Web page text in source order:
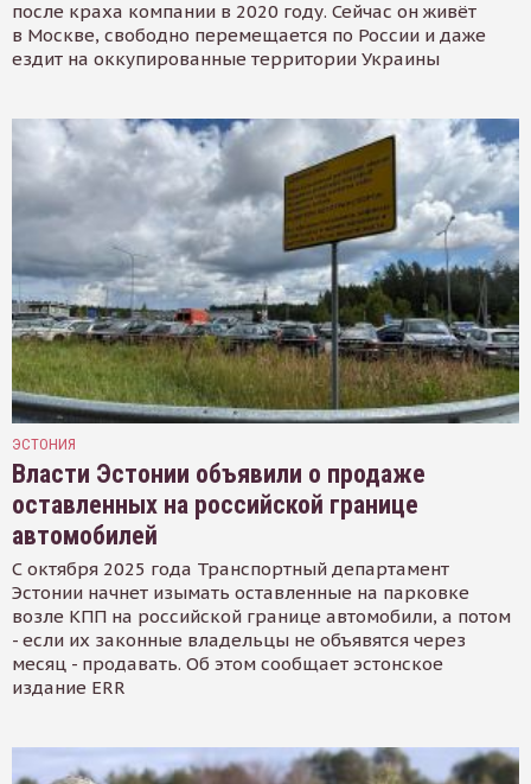
после краха компании в 2020 году. Сейчас он живёт
в Москве, свободно перемещается по России и даже
ездит на оккупированные территории Украины
ЭСТОНИЯ
Власти Эстонии объявили о продаже
оставленных на российской границе
автомобилей
С октября 2025 года Транспортный департамент
Эстонии начнет изымать оставленные на парковке
возле КПП на российской границе автомобили, а потом
- если их законные владельцы не объявятся через
месяц - продавать. Об этом сообщает эстонское
издание ERR